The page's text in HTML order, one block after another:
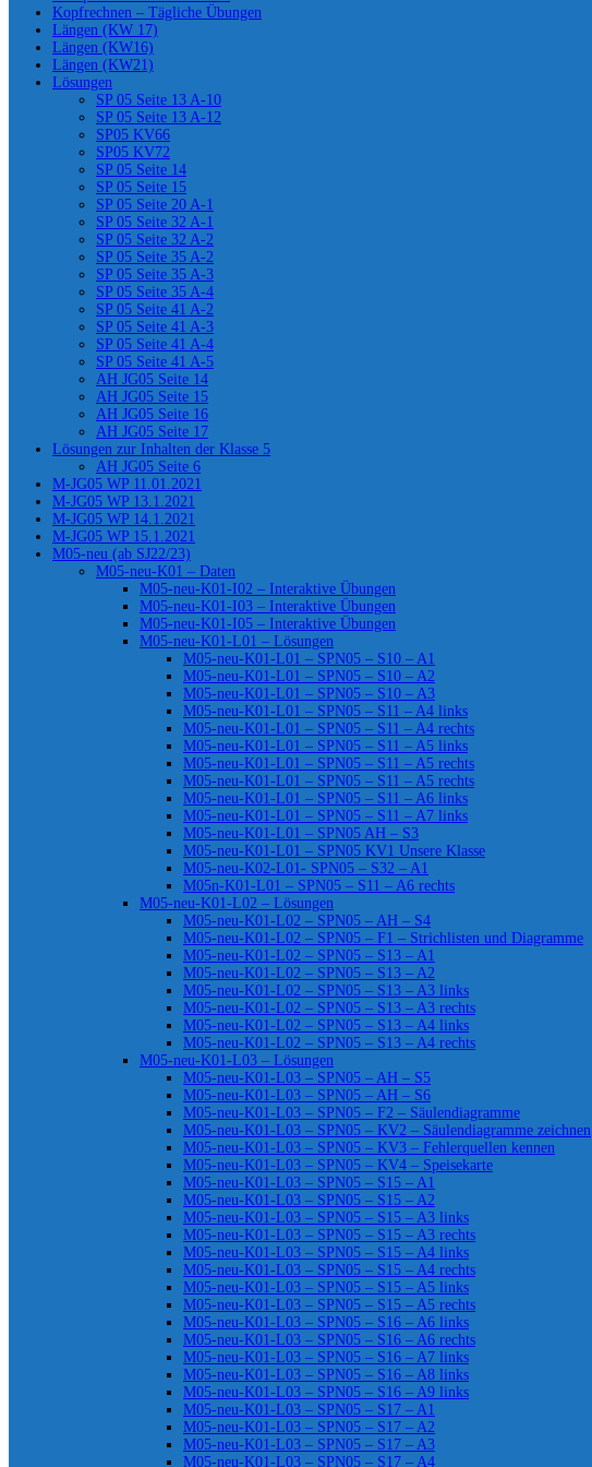
Kopfrechnen – Tägliche Übungen
Längen (KW 17)
Längen (KW16)
Längen (KW21)
Lösungen
SP 05 Seite 13 A-10
SP 05 Seite 13 A-12
SP05 KV66
SP05 KV72
SP 05 Seite 14
SP 05 Seite 15
SP 05 Seite 20 A-1
SP 05 Seite 32 A-1
SP 05 Seite 32 A-2
SP 05 Seite 35 A-2
SP 05 Seite 35 A-3
SP 05 Seite 35 A-4
SP 05 Seite 41 A-2
SP 05 Seite 41 A-3
SP 05 Seite 41 A-4
SP 05 Seite 41 A-5
AH JG05 Seite 14
AH JG05 Seite 15
AH JG05 Seite 16
AH JG05 Seite 17
Lösungen zur Inhalten der Klasse 5
AH JG05 Seite 6
M-JG05 WP 11.01.2021
M-JG05 WP 13.1.2021
M-JG05 WP 14.1.2021
M-JG05 WP 15.1.2021
M05-neu (ab SJ22/23)
M05-neu-K01 – Daten
M05-neu-K01-I02 – Interaktive Übungen
M05-neu-K01-I03 – Interaktive Übungen
M05-neu-K01-I05 – Interaktive Übungen
M05-neu-K01-L01 – Lösungen
M05-neu-K01-L01 – SPN05 – S10 – A1
M05-neu-K01-L01 – SPN05 – S10 – A2
M05-neu-K01-L01 – SPN05 – S10 – A3
M05-neu-K01-L01 – SPN05 – S11 – A4 links
M05-neu-K01-L01 – SPN05 – S11 – A4 rechts
M05-neu-K01-L01 – SPN05 – S11 – A5 links
M05-neu-K01-L01 – SPN05 – S11 – A5 rechts
M05-neu-K01-L01 – SPN05 – S11 – A5 rechts
M05-neu-K01-L01 – SPN05 – S11 – A6 links
M05-neu-K01-L01 – SPN05 – S11 – A7 links
M05-neu-K01-L01 – SPN05 AH – S3
M05-neu-K01-L01 – SPN05 KV1 Unsere Klasse
M05-neu-K02-L01- SPN05 – S32 – A1
M05n-K01-L01 – SPN05 – S11 – A6 rechts
M05-neu-K01-L02 – Lösungen
M05-neu-K01-L02 – SPN05 – AH – S4
M05-neu-K01-L02 – SPN05 – F1 – Strichlisten und Diagramme
M05-neu-K01-L02 – SPN05 – S13 – A1
M05-neu-K01-L02 – SPN05 – S13 – A2
M05-neu-K01-L02 – SPN05 – S13 – A3 links
M05-neu-K01-L02 – SPN05 – S13 – A3 rechts
M05-neu-K01-L02 – SPN05 – S13 – A4 links
M05-neu-K01-L02 – SPN05 – S13 – A4 rechts
M05-neu-K01-L03 – Lösungen
M05-neu-K01-L03 – SPN05 – AH – S5
M05-neu-K01-L03 – SPN05 – AH – S6
M05-neu-K01-L03 – SPN05 – F2 – Säulendiagramme
M05-neu-K01-L03 – SPN05 – KV2 – Säulendiagramme zeichnen
M05-neu-K01-L03 – SPN05 – KV3 – Fehlerquellen kennen
M05-neu-K01-L03 – SPN05 – KV4 – Speisekarte
M05-neu-K01-L03 – SPN05 – S15 – A1
M05-neu-K01-L03 – SPN05 – S15 – A2
M05-neu-K01-L03 – SPN05 – S15 – A3 links
M05-neu-K01-L03 – SPN05 – S15 – A3 rechts
M05-neu-K01-L03 – SPN05 – S15 – A4 links
M05-neu-K01-L03 – SPN05 – S15 – A4 rechts
M05-neu-K01-L03 – SPN05 – S15 – A5 links
M05-neu-K01-L03 – SPN05 – S15 – A5 rechts
M05-neu-K01-L03 – SPN05 – S16 – A6 links
M05-neu-K01-L03 – SPN05 – S16 – A6 rechts
M05-neu-K01-L03 – SPN05 – S16 – A7 links
M05-neu-K01-L03 – SPN05 – S16 – A8 links
M05-neu-K01-L03 – SPN05 – S16 – A9 links
M05-neu-K01-L03 – SPN05 – S17 – A1
M05-neu-K01-L03 – SPN05 – S17 – A2
M05-neu-K01-L03 – SPN05 – S17 – A3
M05-neu-K01-L03 – SPN05 – S17 – A4